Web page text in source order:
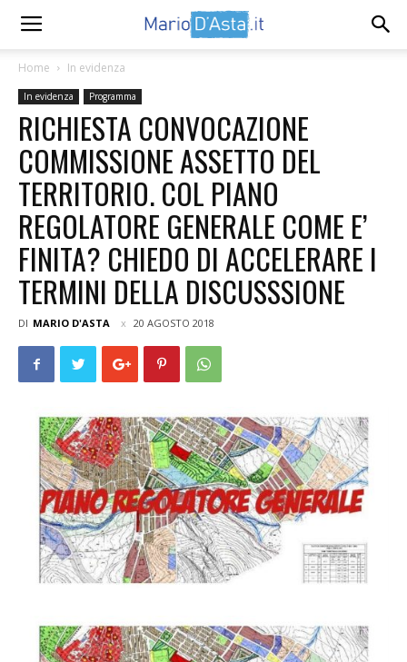
Home In evidenza
In evidenza Programma
RICHIESTA CONVOCAZIONE
COMMISSIONE ASSETTO DEL
TERRITORIO. COL PIANO
REGOLATORE GENERALE COME E’
FINITA? CHIEDO DI ACCELERARE I
TERMINI DELLA DISCUSSSIONE
DI MARIO D'ASTA 20 AGOSTO 2018